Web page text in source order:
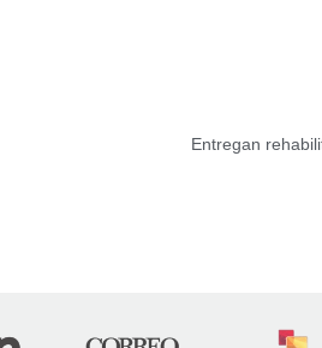
Entregan